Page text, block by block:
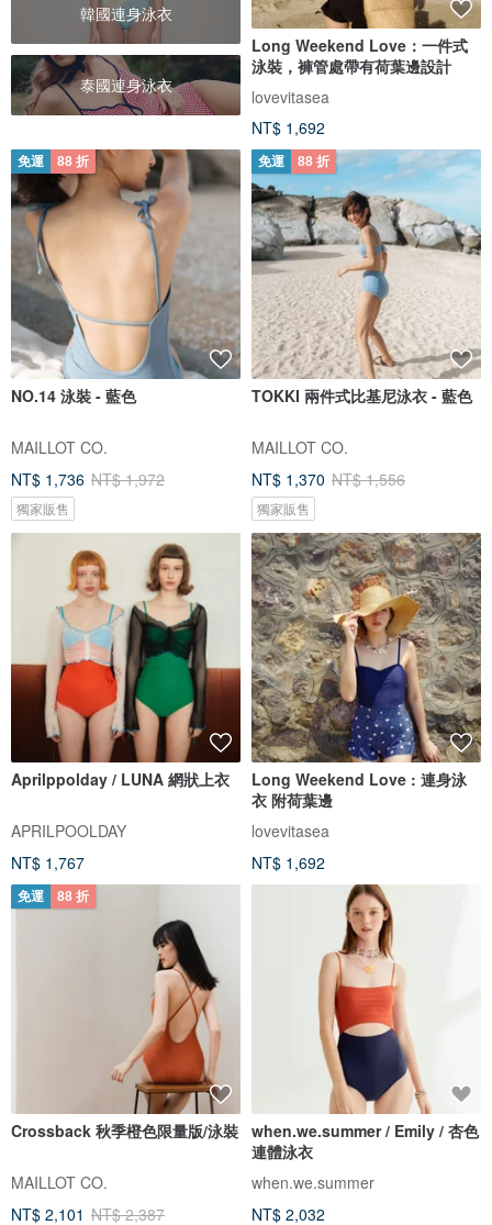
韓國連身泳衣
泰國連身泳衣
Long Weekend Love：一件式
泳裝，褲管處帶有荷葉邊設計
lovevitasea
NT$ 1,692
免運 88 折
NO.14 泳裝 - 藍色
MAILLOT CO.
NT$ 1,736 NT$ 1,972
獨家販售
免運 88 折
TOKKI 兩件式比基尼泳衣 - 藍色
MAILLOT CO.
NT$ 1,370 NT$ 1,556
獨家販售
Aprilppolday / LUNA 網狀上衣
APRILPOOLDAY
NT$ 1,767
Long Weekend Love : 連身泳
衣 附荷葉邊
lovevitasea
NT$ 1,692
免運 88 折
Crossback 秋季橙色限量版/泳裝
MAILLOT CO.
NT$ 2,101 NT$ 2,387
when.we.summer / Emily / 杏色
連體泳衣
when.we.summer
NT$ 2,032